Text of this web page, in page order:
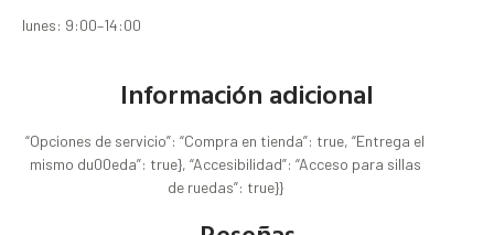
lunes: 9:00–14:00
Información adicional
“Opciones de servicio”: “Compra en tienda”: true, “Entrega el
mismo du00eda”: true}, “Accesibilidad”: “Acceso para sillas
de ruedas”: true}}